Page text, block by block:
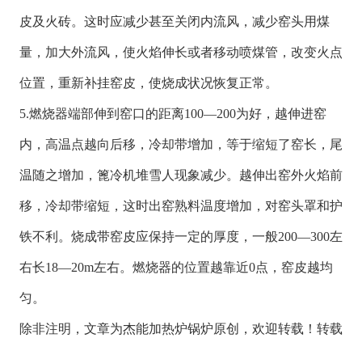
皮及火砖。这时应减少甚至关闭内流风，减少窑头用煤
量，加大外流风，使火焰伸长或者移动喷煤管，改变火点
位置，重新补挂窑皮，使烧成状况恢复正常。
5.燃烧器端部伸到窑口的距离100—200为好，越伸进窑
内，高温点越向后移，冷却带增加，等于缩短了窑长，尾
温随之增加，篦冷机堆雪人现象减少。越伸出窑外火焰前
移，冷却带缩短，这时出窑熟料温度增加，对窑头罩和护
铁不利。烧成带窑皮应保持一定的厚度，一般200—300左
右长18—20m左右。燃烧器的位置越靠近0点，窑皮越均
匀。
除非注明，文章为杰能加热炉锅炉原创，欢迎转载！转载